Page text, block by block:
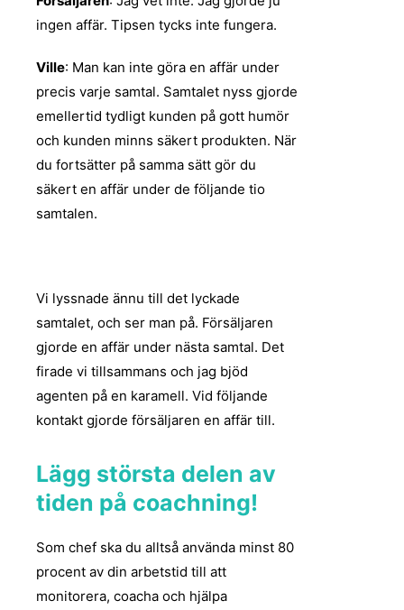
ingen affär. Tipsen tycks inte fungera.
Ville: Man kan inte göra en affär under
precis varje samtal. Samtalet nyss gjorde
emellertid tydligt kunden på gott humör
och kunden minns säkert produkten. När
du fortsätter på samma sätt gör du
säkert en affär under de följande tio
samtalen.
Vi lyssnade ännu till det lyckade
samtalet, och ser man på. Försäljaren
gjorde en affär under nästa samtal. Det
firade vi tillsammans och jag bjöd
agenten på en karamell. Vid följande
kontakt gjorde försäljaren en affär till.
Lägg största delen av
tiden på coachning!
Som chef ska du alltså använda minst 80
procent av din arbetstid till att
monitorera, coacha och hjälpa